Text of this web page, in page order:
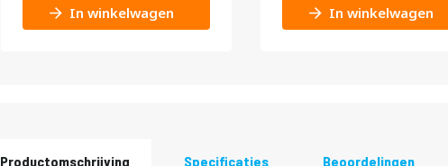
In winkelwagen In winkelwagen
Productomschrijving Specificaties Beoordelingen